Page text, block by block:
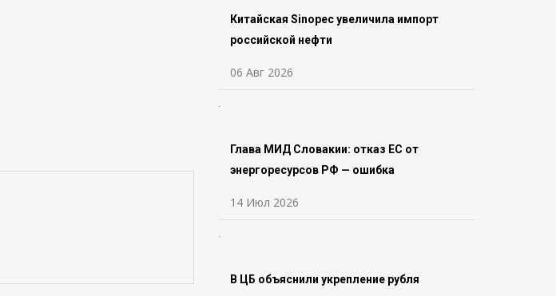
Китайская Sinopec увеличила импорт
российской нефти
06 Авг 2026
Глава МИД Словакии: отказ ЕС от
энергоресурсов РФ — ошибка
14 Июл 2026
В ЦБ объяснили укрепление рубля